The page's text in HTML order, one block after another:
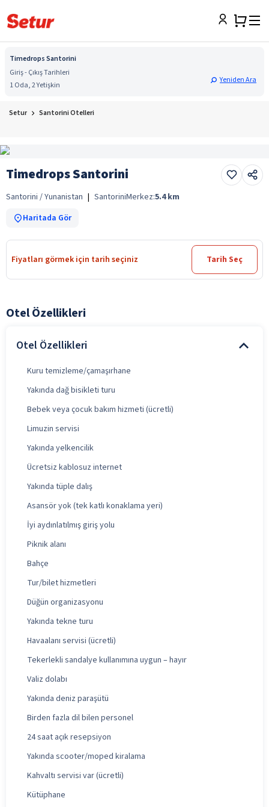
Timedrops Santorini
Giriş - Çıkış Tarihleri
1 Oda, 2 Yetişkin
Yeniden Ara
Setur Santorini Otelleri
Timedrops Santorini
Santorini / Yunanistan | SantoriniMerkez:5.4 km
Haritada Gör
Fiyatları görmek için tarih seçiniz Tarih Seç
Otel Özellikleri
Otel Özellikleri
Kuru temizleme/çamaşırhane
Yakında dağ bisikleti turu
Bebek veya çocuk bakım hizmeti (ücretli)
Limuzin servisi
Yakında yelkencilik
Ücretsiz kablosuz internet
Yakında tüple dalış
Asansör yok (tek katlı konaklama yeri)
İyi aydınlatılmış giriş yolu
Piknik alanı
Bahçe
Tur/bilet hizmetleri
Düğün organizasyonu
Yakında tekne turu
Havaalanı servisi (ücretli)
Tekerlekli sandalye kullanımına uygun – hayır
Valiz dolabı
Yakında deniz paraşütü
Birden fazla dil bilen personel
24 saat açık resepsiyon
Yakında scooter/moped kiralama
Kahvaltı servisi var (ücretli)
Kütüphane